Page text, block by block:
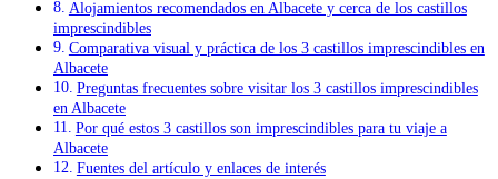
Alojamientos recomendados en Albacete y cerca de los castillos
imprescindibles
Comparativa visual y práctica de los 3 castillos imprescindibles en
Albacete
Preguntas frecuentes sobre visitar los 3 castillos imprescindibles
en Albacete
Por qué estos 3 castillos son imprescindibles para tu viaje a
Albacete
Fuentes del artículo y enlaces de interés